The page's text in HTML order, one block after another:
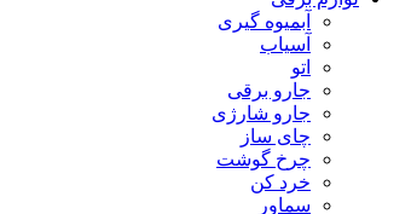
آبمیوه گیری
آسیاب
اتو
جارو برقی
جارو شارژی
چای ساز
چرخ گوشت
خرد کن
سماور